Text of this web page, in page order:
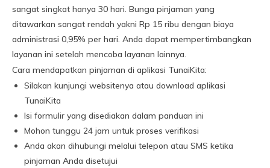
sangat singkat hanya 30 hari. Bunga pinjaman yang
ditawarkan sangat rendah yakni Rp 15 ribu dengan biaya
administrasi 0,95% per hari. Anda dapat mempertimbangkan
layanan ini setelah mencoba layanan lainnya.
Cara mendapatkan pinjaman di aplikasi TunaiKita:
Silakan kunjungi websitenya atau download aplikasi
TunaiKita
Isi formulir yang disediakan dalam panduan ini
Mohon tunggu 24 jam untuk proses verifikasi
Anda akan dihubungi melalui telepon atau SMS ketika
pinjaman Anda disetujui